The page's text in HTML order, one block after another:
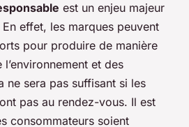
est un enjeu majeur
En effet, les marques peuvent
pour produire de manière
et des
ne sera pas suffisant si les
pas au rendez-vous. Il est
consommateurs soient